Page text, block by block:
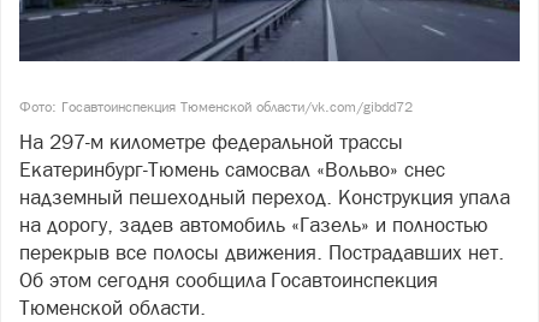
Фото: Госавтоинспекция Тюменской области/vk.com/gibdd72
На 297-м километре федеральной трассы
Екатеринбург-Тюмень самосвал «Вольво» снес
надземный пешеходный переход. Конструкция упала
на дорогу, задев автомобиль «Газель» и полностью
перекрыв все полосы движения. Пострадавших нет.
Об этом сегодня сообщила Госавтоинспекция
Тюменской области.